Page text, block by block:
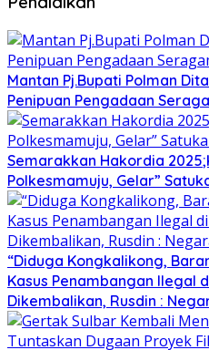
Mantan Pj.Bupati Polman
Penipuan Pengadaan
Semarakkan Hakordia
Polkesmamuju, Gelar”
“Diduga Kongkalikong,
Kasus Penambangan Ilegal
Dikembalikan, Rusdin :